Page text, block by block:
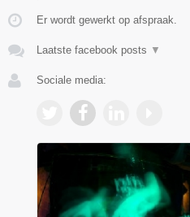
Er wordt gewerkt op afspraak.
Laatste facebook posts ▼
Sociale media: